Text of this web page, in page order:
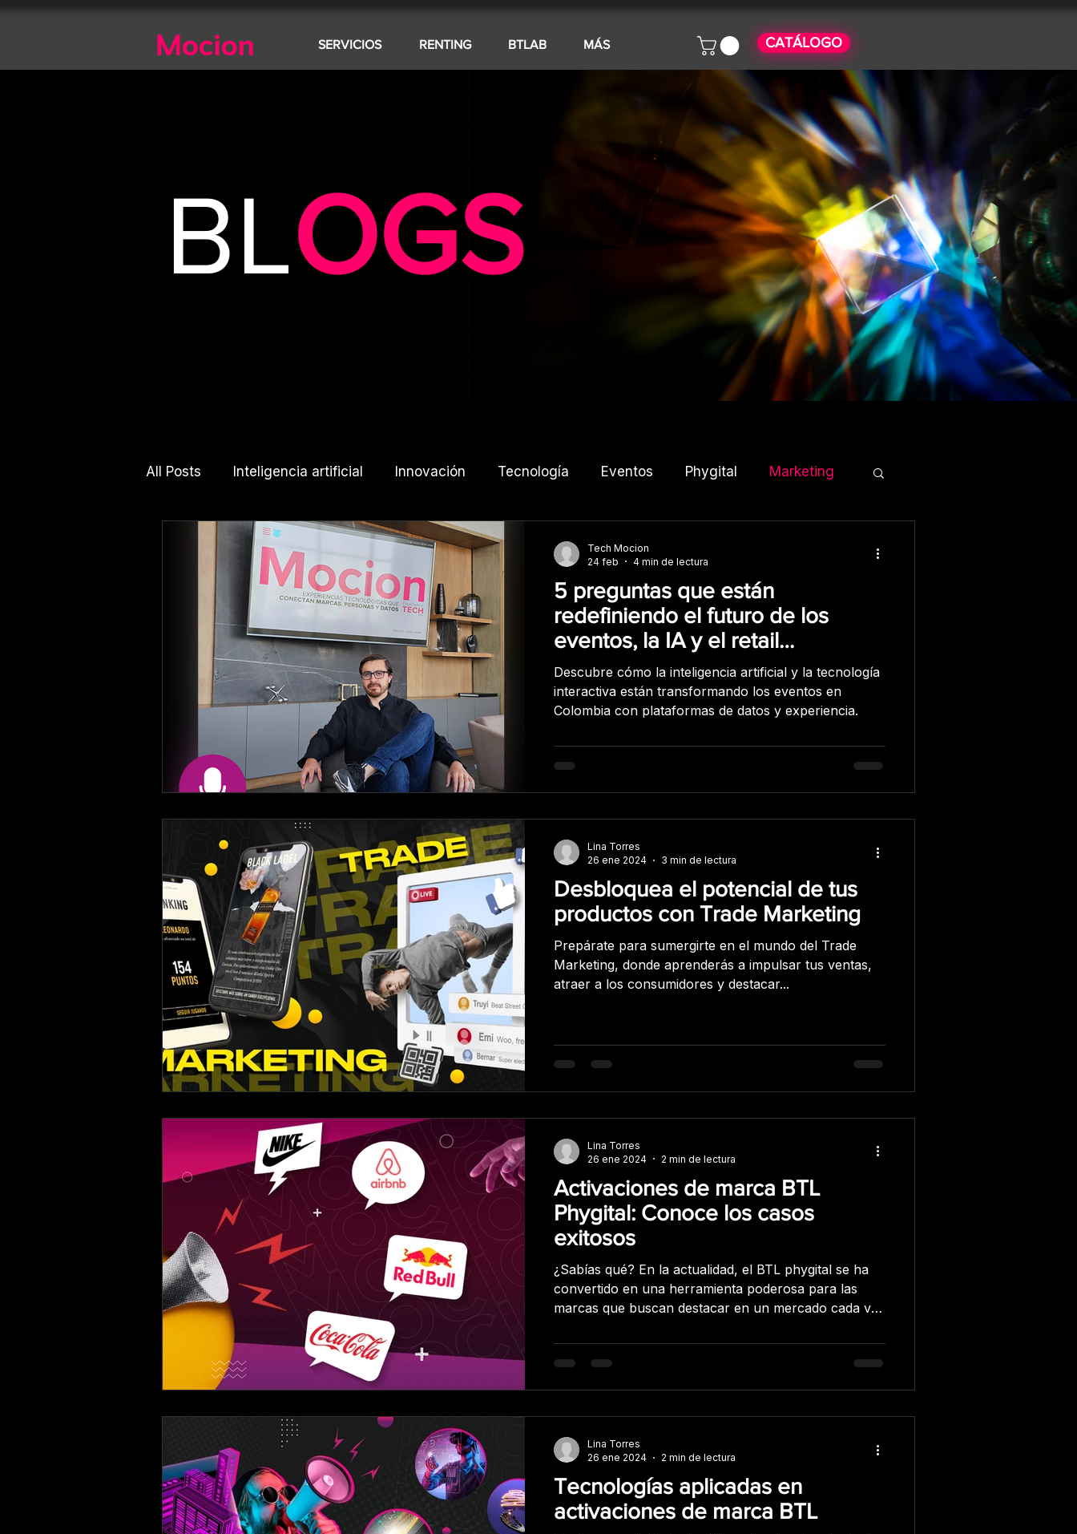
SERVICIOS RENTING BTLAB MÁS CATÁLOGO
BLOGS
All Posts Inteligencia artificial Innovación Tecnología Eventos Phygital Marketing
Activaciones de marca prensa
5 preguntas que están
redefiniendo el futuro de los
eventos, la IA y el retail
experiencial
Descubre cómo la inteligencia artificial y la tecnología
interactiva están transformando los eventos en
Colombia con plataformas de datos y experiencia.
Tech Mocion
24 feb
4 min de lectura
Desbloquea el potencial de tus
productos con Trade Marketing
Prepárate para sumergirte en el mundo del Trade
Marketing, donde aprenderás a impulsar tus ventas,
atraer a los consumidores y destacar...
Lina Torres
26 ene 2024
3 min de lectura
Activaciones de marca BTL
Phygital: Conoce los casos
exitosos
¿Sabías qué? En la actualidad, el BTL phygital se ha
convertido en una herramienta poderosa para las
marcas que buscan destacar en un mercado cada vez
creativas e impactantes, las empresas pueden
generar conciencia de marca, mejorar la lealtad del
sus consumidores y aume
Lina Torres
26 ene 2024
2 min de lectura
Tecnologías aplicadas en
activaciones de marca BTL
Lina Torres
26 ene 2024
2 min de lectura